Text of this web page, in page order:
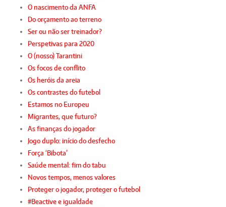
O nascimento da ANFA
Do orçamento ao terreno
Ser ou não ser treinador?
Perspetivas para 2020
O (nosso) Tarantini
Os focos de conflito
Os heróis da areia
Os contrastes do futebol
Estamos no Europeu
Migrantes, que futuro?
As finanças do jogador
Jogo duplo: início do desfecho
Força ‘Bibota’
Saúde mental: fim do tabu
Novos tempos, menos valores
Proteger o jogador, proteger o futebol
#Beactive e igualdade